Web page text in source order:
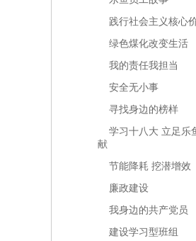
践行社会主义核心
绿色煤化改变生活
我的责任我担当
安全无小事
寻找身边的榜样
学习十八大 立足乐
献
节能降耗 挖潜增效
廉政建设
我身边的共产党员
建设学习型班组